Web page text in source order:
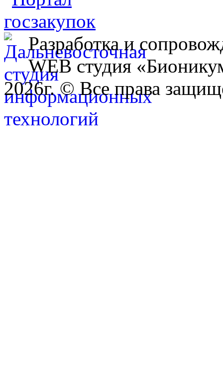
Разработка и
WEB студия
2026г. © Все права